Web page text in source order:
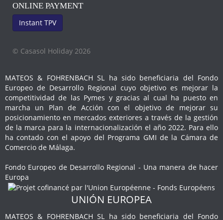
ONLINE PAYMENT
Instant TPV
© Casasol Holiday 2026
MATEOS & FOHRENBACH SL ha sido beneficiaria del Fondo
Europeo de Desarrollo Regional cuyo objetivo es mejorar la
competitividad de las Pymes y gracias al cual ha puesto en
marcha un Plan de Acción con el objetivo de mejorar su
posicionamiento en mercados exteriores a través de la gestión
de la marca para la internacionalización el año 2022. Para ello
ha contado con el apoyo del Programa GMI de la Cámara de
Comercio de Málaga.
Fondo Europeo de Desarrollo Regional - Una manera de hacer
Europa
UNIÓN EUROPEA
MATEOS & FOHRENBACH SL ha sido beneficiaria del Fondo